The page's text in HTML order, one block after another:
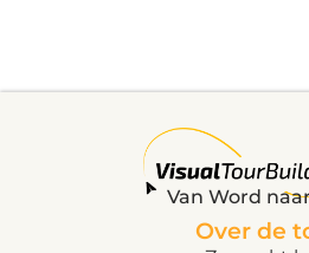
Van Word
Over de